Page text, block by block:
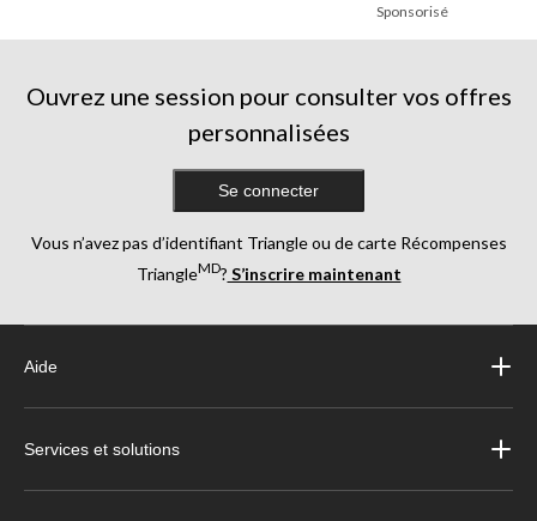
Sponsorisé
Ouvrez une session pour consulter vos offres
personnalisées
Se connecter
Vous n’avez pas d’identifiant Triangle ou de carte Récompenses
TriangleMD? S’inscrire maintenant
Aide
Services et solutions